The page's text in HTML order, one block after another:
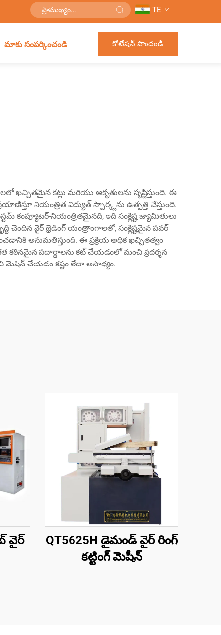
TE
మాకు సంపర్కించండి కోటేషన్ పొందండి
కట్లు మరియు ఆకృతులను సృష్టిస్తుంది. ఈ
నియంత్రిత విద్యుత్ స్పార్క్లను ఉత్పత్తి చేస్తుంది.
కంప్యూటర్-నియంత్రితమైనది, ఇది సంక్లిష్ట జ్యామితులు
చెందిన వైర్ థ్రెడింగ్ యంత్రాంగాలతో, సంక్లిష్టమైన పవర్
అనుమతిస్తుంది. ఈ ప్రక్రియ అధిక ఖచ్చితత్వం
పదార్థాలను కట్ చేయడంలో మంచి ప్రదర్శన
మెషిన్ చేయడం కష్టం లేదా అసాధ్యం.
వైర్
QT5625H డైమండ్ వైర్ రింగ్
కట్టింగ్ మెషీన్